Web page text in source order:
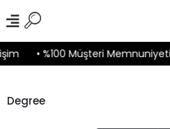
• %100 Müşteri Memnuniyeti
Degree